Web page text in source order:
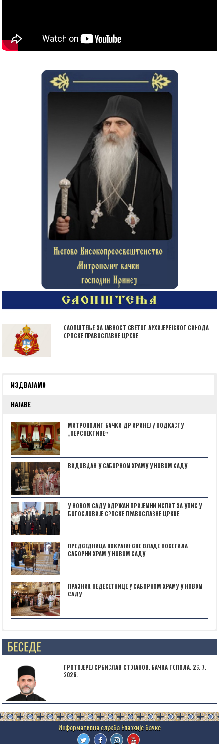
САОПШТЕЊЕ ЗА ЈАВНОСТ СВЕТОГ АРХИЈЕРЕЈСКОГ СИНОДА
СРПСКЕ ПРАВОСЛАВНЕ ЦРКВЕ
ИЗДВАЈАМО
НАЈАВЕ
МИТРОПОЛИТ БАЧКИ ДР ИРИНЕЈ У ПОДКАСТУ
„ПЕРСПЕКТИВЕˮ
ВИДОВДАН У САБОРНОМ ХРАМУ У НОВОМ САДУ
У НОВОМ САДУ ОДРЖАН ПРИЈЕМНИ ИСПИТ ЗА УПИС У
БОГОСЛОВИЈЕ СРПСКЕ ПРАВОСЛАВНЕ ЦРКВЕ
ПРЕДСЕДНИЦА ПОКРАЈИНСКЕ ВЛАДЕ ПОСЕТИЛА
САБОРНИ ХРАМ У НОВОМ САДУ
ПРАЗНИК ПЕДЕСЕТНИЦЕ У САБОРНОМ ХРАМУ У НОВОМ
САДУ
Posts not found
ПРОТОЈЕРЕЈ СРБИСЛАВ СТОЈАНОВ, БАЧКА ТОПОЛА, 26. 7.
2026.